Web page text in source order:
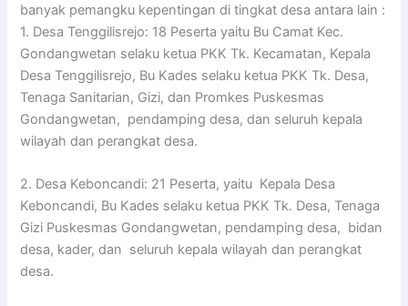
banyak pemangku kepentingan di tingkat desa antara lain :
1. Desa Tenggilisrejo: 18 Peserta yaitu Bu Camat Kec.
Gondangwetan selaku ketua PKK Tk. Kecamatan, Kepala
Desa Tenggilisrejo, Bu Kades selaku ketua PKK Tk. Desa,
Tenaga Sanitarian, Gizi, dan Promkes Puskesmas
Gondangwetan, pendamping desa, dan seluruh kepala
wilayah dan perangkat desa.
2. Desa Keboncandi: 21 Peserta, yaitu Kepala Desa
Keboncandi, Bu Kades selaku ketua PKK Tk. Desa, Tenaga
Gizi Puskesmas Gondangwetan, pendamping desa, bidan
desa, kader, dan seluruh kepala wilayah dan perangkat
desa.